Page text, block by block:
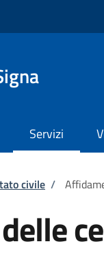
Servizi
civile /